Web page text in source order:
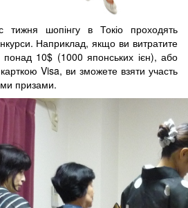
тижня шопінгу в Токіо проходять
Наприклад, якщо ви витратите
10$ (1000 японських ієн), або
Visa, ви зможете взяти участь
призами.